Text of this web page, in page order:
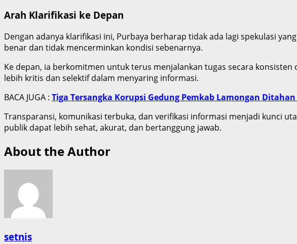
Arah Klarifikasi ke Depan
Dengan adanya klarifikasi ini, Purbaya berharap tidak ada lagi spekulasi
benar dan tidak mencerminkan kondisi sebenarnya.
Ke depan, ia berkomitmen untuk terus menjalankan tugas secara
lebih kritis dan selektif dalam menyaring informasi.
BACA JUGA : Tiga Tersangka Korupsi Gedung Pemkab Lamongan Ditahan
Transparansi, komunikasi terbuka, dan verifikasi informasi menjadi kunci
publik dapat lebih sehat, akurat, dan bertanggung jawab.
About the Author
setnis